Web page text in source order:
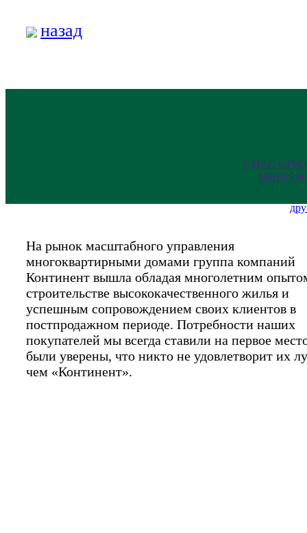
назад
У НАС
На рынок масштабного управления
многоквартирными домами группа компаний
Континент вышла обладая многолетним
строительстве высококачественного жилья и
успешным сопровождением своих клиентов в
постпродажном периоде. Потребности наших
покупателей мы всегда ставили на первое
были уверены, что никто не удовлетворит их
чем «Континент».